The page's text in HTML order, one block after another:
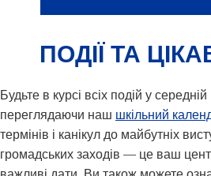
ПОДІЇ ТА
Будьте в курсі всіх подій у
переглядаючи наш шкільний
термінів і канікул до майбутніх
громадських заходів — це ваш